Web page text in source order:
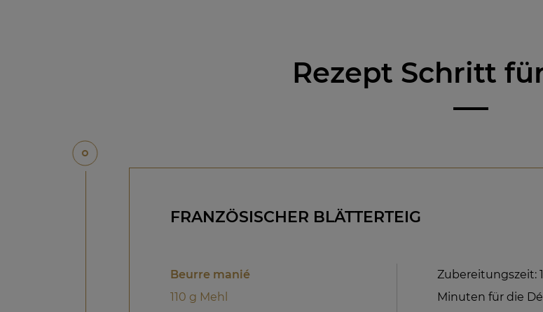
Rezept Schritt
FRANZÖSISCHER BLÄTTERTEIG
Beurre manié
110 g Mehl
Zubereitungszeit:
Minuten für die